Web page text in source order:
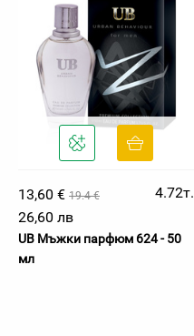
13,60 € 19.4 €
4.72т.
26,60 лв
UB Мъжки парфюм 624 - 50
мл